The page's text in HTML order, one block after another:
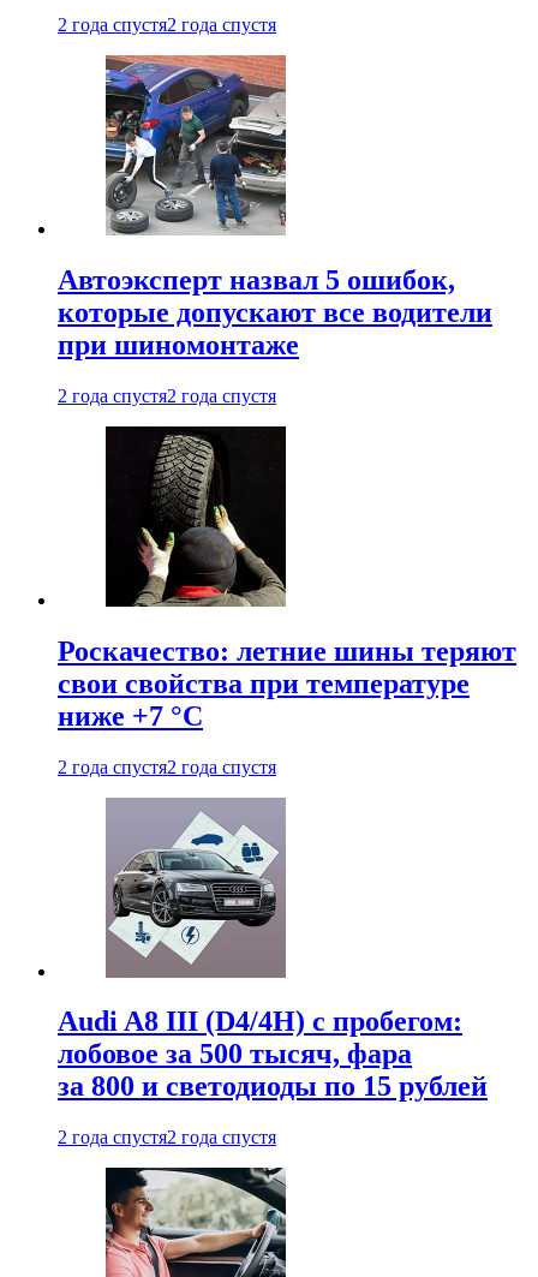
2 года спустя2 года спустя
Автоэксперт назвал 5 ошибок,
которые допускают все водители
при шиномонтаже
2 года спустя2 года спустя
Роскачество: летние шины теряют
свои свойства при температуре
ниже +7 °C
2 года спустя2 года спустя
Audi A8 III (D4/4H) c пробегом:
лобовое за 500 тысяч, фара
за 800 и светодиоды по 15 рублей
2 года спустя2 года спустя